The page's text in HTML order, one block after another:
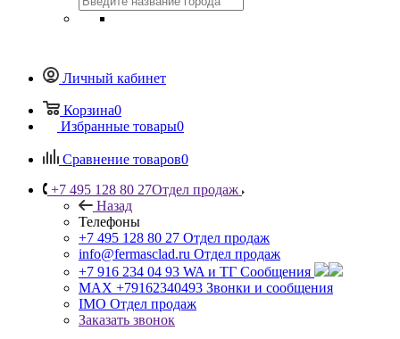
Личный кабинет
Корзина0
Избранные товары0
Сравнение товаров0
+7 495 128 80 27Отдел продаж
Назад
Телефоны
+7 495 128 80 27 Отдел продаж
info@fermasclad.ru Отдел продаж
+7 916 234 04 93 WA и ТГ Сообщения
MAX +79162340493 Звонки и сообщения
IMO Отдел продаж
Заказать звонок